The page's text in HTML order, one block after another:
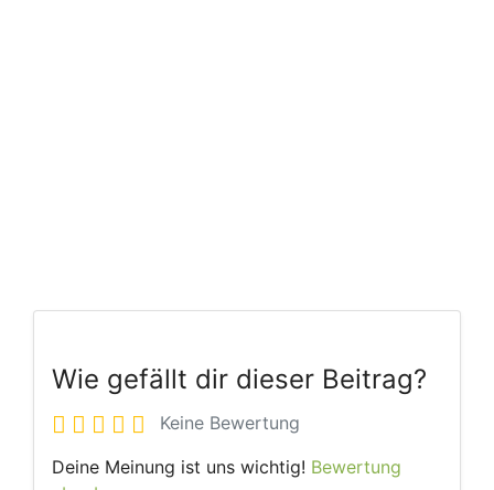
Wie gefällt dir dieser Beitrag?
Keine Bewertung
Deine Meinung ist uns wichtig! Bewertung